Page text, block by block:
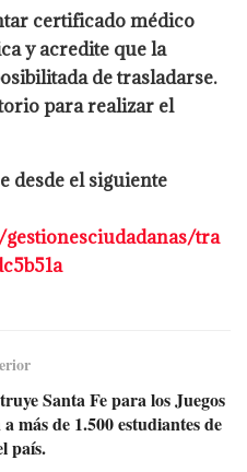
certificado médico
y acredite que la
de trasladarse.
para realizar el
desde el siguiente
gestionesciudadanas/tra
Santa Fe para los Juegos
más de 1.500 estudiantes de
país.